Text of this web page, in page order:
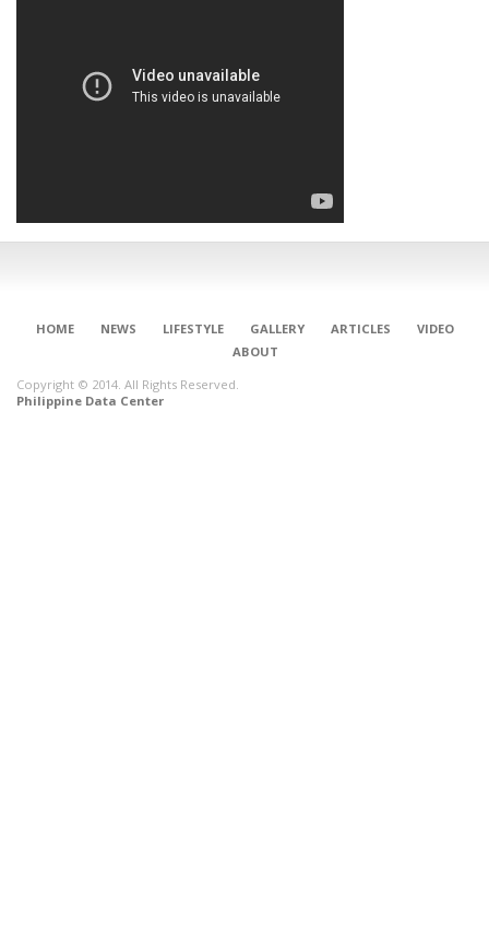
HOME NEWS LIFESTYLE GALLERY ARTICLES
VIDEO
ABOUT
Copyright © 2014. All Rights Reserved.
Philippine Data Center